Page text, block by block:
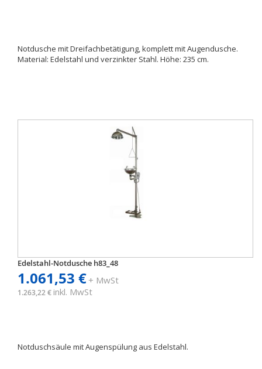
Notdusche mit Dreifachbetätigung, komplett mit Augendusche.
Material: Edelstahl und verzinkter Stahl. Höhe: 235 cm.
Edelstahl-Notdusche h83_48
1.061,53 €+ MwSt
1.263,22 € inkl. MwSt
Notduschsäule mit Augenspülung aus Edelstahl.